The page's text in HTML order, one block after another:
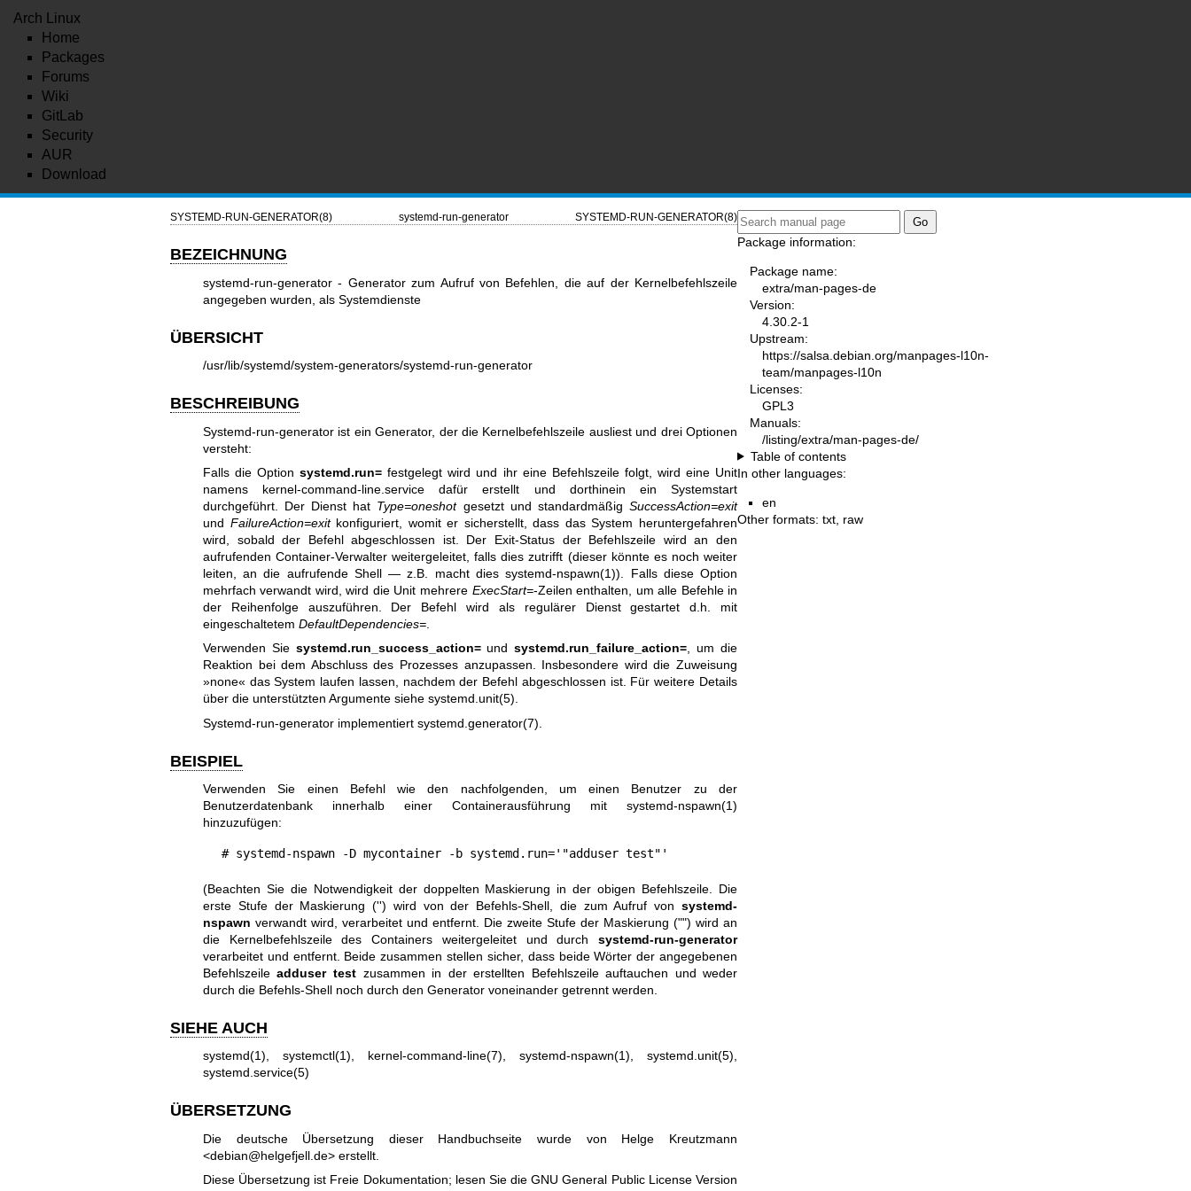
Arch Linux
Home
Packages
Forums
Wiki
GitLab
Security
AUR
Download
SYSTEMD-RUN-GENERATOR(8) systemd-run-generator SYSTEMD-RUN-GENERATOR(8)
BEZEICHNUNG
systemd-run-generator - Generator zum Aufruf von Befehlen, die auf der Kernelbefehlszeile
angegeben wurden, als Systemdienste
ÜBERSICHT
/usr/lib/systemd/system-generators/systemd-run-generator
BESCHREIBUNG
Systemd-run-generator ist ein Generator, der die Kernelbefehlszeile ausliest und drei Optionen
versteht:
Falls die Optionsystemd.run= festgelegt wird und ihr eine Befehlszeile folgt, wird eine Unit
namens kernel-command-line.service dafür erstellt und dorthinein ein Systemstart
durchgeführt. Der Dienst hat Type=oneshotgesetzt und standardmäßig SuccessAction=exit
und FailureAction=exitkonfiguriert, womit er sicherstellt, dass das System heruntergefahren
wird, sobald der Befehl abgeschlossen ist. Der Exit-Status der Befehlszeile wird an den
aufrufenden Container-Verwalter weitergeleitet, falls dies zutrifft (dieser könnte es noch weiter
leiten, an die aufrufende Shell — z.B. macht diessystemd-nspawn(1)). Falls diese Option
mehrfach verwandt wird, wird die Unit mehrere ExecStart=-Zeilen enthalten, um alle Befehle in
der Reihenfolge auszuführen. Der Befehl wird als regulärer Dienst gestartet d.h. mit
eingeschaltetem DefaultDependencies=.
Verwenden Sie systemd.run_success_action=undsystemd.run_failure_action=, um die
Reaktion bei dem Abschluss des Prozesses anzupassen. Insbesondere wird die Zuweisung
»none« das System laufen lassen, nachdem der Befehl abgeschlossen ist. Für weitere Details
über die unterstützten Argumente siehe systemd.unit(5).
Systemd-run-generator implementiert systemd.generator(7)
BEISPIEL
Verwenden Sie einen Befehl wie den nachfolgenden, um einen Benutzer zu der
Benutzerdatenbank innerhalb einer Containerausführung mit systemd-nspawn(1)
hinzuzufügen:
# systemd-nspawn -D mycontainer -b systemd.run='"adduser test"'
(Beachten Sie die Notwendigkeit der doppelten Maskierung in der obigen Befehlszeile. Die
erste Stufe der Maskierung ('') wird von der Befehls-Shell, die zum Aufruf von systemd-
nspawn verwandt wird, verarbeitet und entfernt. Die zweite Stufe der Maskierung ("") wird an
die Kernelbefehlszeile des Containers weitergeleitet und durch systemd-run-generator
verarbeitet und entfernt. Beide zusammen stellen sicher, dass beide Wörter der angegebenen
Befehlszeileadduser test zusammen in der erstellten Befehlszeile auftauchen und weder
durch die Befehls-Shell noch durch den Generator voneinander getrennt werden.
SIEHE AUCH
systemd(1) systemctl(1) kernel-command-line(7) ,systemd-nspawn(1) ,systemd.unit(5)
systemd.service(5)
ÜBERSETZUNG
Die deutsche Übersetzung dieser Handbuchseite wurde von Helge Kreutzmann
<debian@helgefjell.de> erstellt.
Diese Übersetzung ist Freie Dokumentation; lesen Sie dieGNU General Public License Version
Package information:
Package name:
extra/man-pages-de
Version:
4.30.2-1
Upstream:
https://salsa.debian.org/manpages-l10n-
team/manpages-l10n
Licenses:
GPL3
Manuals:
/listing/extra/man-pages-de/
Table of contents
In other languages:
en
Other formats: txt raw